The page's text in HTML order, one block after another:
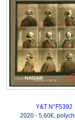
Y&T N°F5392
2020 - 5,60€,